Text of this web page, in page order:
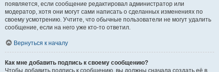
появляется, если сообщение редактировал администратор или
модератор, хотя они могут сами написать о сделанных изменениях по
своему усмотрению. Учтите, что обычные пользователи не могут удалить
сообщение, если на него уже кто-то ответил.
Вернуться к началу
Как мне добавить подпись к своему сообщению?
Чтобы добавить подпись к сообщению, вы должны сначала создать её в